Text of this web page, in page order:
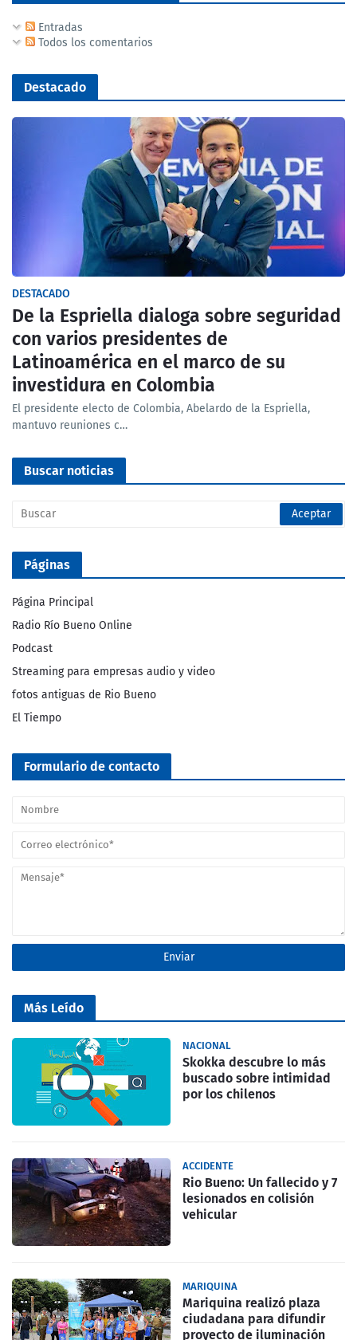
Entradas
Todos los comentarios
Destacado
DESTACADO
De la Espriella dialoga sobre seguridad
con varios presidentes de
Latinoamérica en el marco de su
investidura en Colombia
El presidente electo de Colombia, Abelardo de la Espriella,
mantuvo reuniones c…
Buscar noticias
Páginas
Página Principal
Radio Río Bueno Online
Podcast
Streaming para empresas audio y video
fotos antiguas de Rio Bueno
El Tiempo
Formulario de contacto
Más Leído
NACIONAL
Skokka descubre lo más
buscado sobre intimidad
por los chilenos
ACCIDENTE
Rio Bueno: Un fallecido y 7
lesionados en colisión
vehicular
MARIQUINA
Mariquina realizó plaza
ciudadana para difundir
proyecto de iluminación